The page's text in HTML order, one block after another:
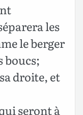
les
le berger
boucs;
droite, et
seront à